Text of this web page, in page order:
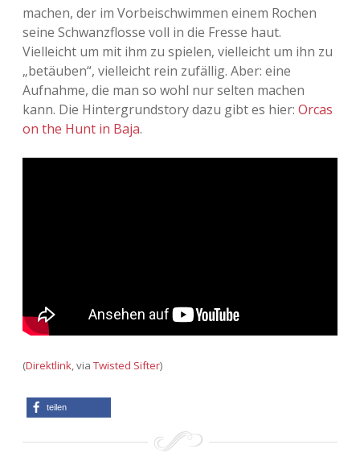
machen, der im Vorbeischwimmen einem Rochen
seine Schwanzflosse voll in die Fresse haut.
Vielleicht um mit ihm zu spielen, vielleicht um ihn zu
„betäuben“, vielleicht rein zufällig. Aber: eine
Aufnahme, die man so wohl nur selten machen
kann. Die Hintergrundstory dazu gibt es hier: Orcas
on the Hunt in Baja.
(Direktlink , viaTwisted Sifter)
teilen